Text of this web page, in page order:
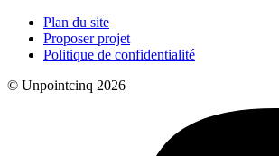
Plan du site
Proposer projet
Politique de confidentialité
© Unpointcinq 2026